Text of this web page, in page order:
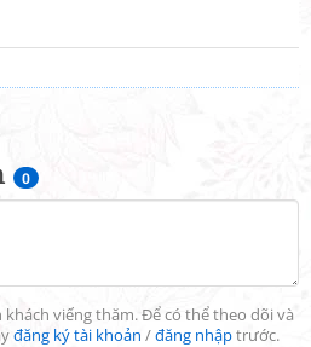
0
viếng thăm. Để có thể theo dõi và
đăng ký tài khoản /đăng nhậptrước.